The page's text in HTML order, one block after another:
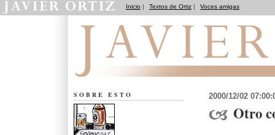
Inicio | Textos de Ortiz | Voces amigas
2000/12/02
Otro
SOBRE ESTO